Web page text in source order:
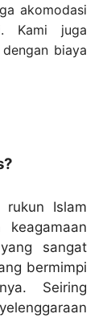
akomodasi
Kami juga
biaya
Islam
sangat
bermimpi
Seiring